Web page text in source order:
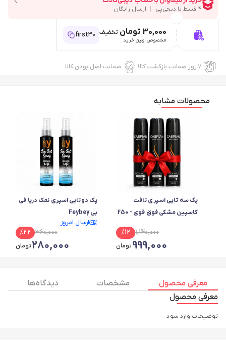
30,000 تومان تخفیف
مخصوص اولین خرید
first30
۷ روز ضمانت بازگشت کالا ضمانت اصل بودن کالا
محصولات مشابه
پک سه تایی اسپری تافت
کاسپین مشکی فوق قوی - 250
1,140,000
%12
999,000تومان
پک دوتایی اسپری نمک دریا فی
بی Feybey
ارسال امروز
360,000
%22
280,000تومان
معرفی محصول مشخصات
دیدگاه ها
معرفی محصول
توضیحات وارد شود